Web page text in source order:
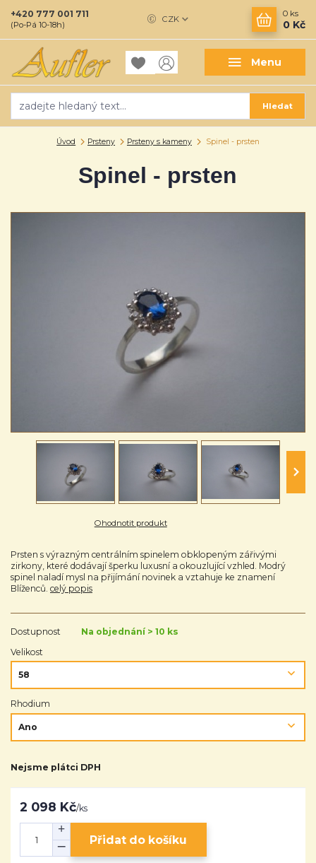
Menu
CZK
Hledat
+420 777 001 711
(Po-Pá 10-18h)
0 ks
0 Kč
Úvod Prsteny Prsteny s kameny Spinel - prsten
Spinel - prsten
Ohodnotit produkt
Prsten s výrazným centrálním spinelem obklopeným zářivými
zirkony, které dodávají šperku luxusní a okouzlující vzhled. Modrý
spinel naladí mysl na přijímání novinek a vztahuje ke znamení
Blíženců. celý popis
Dostupnost
Na objednání > 10 ks
Velikost
Rhodium
Nejsme plátci DPH
2 098 Kč/ks
Přidat do košíku